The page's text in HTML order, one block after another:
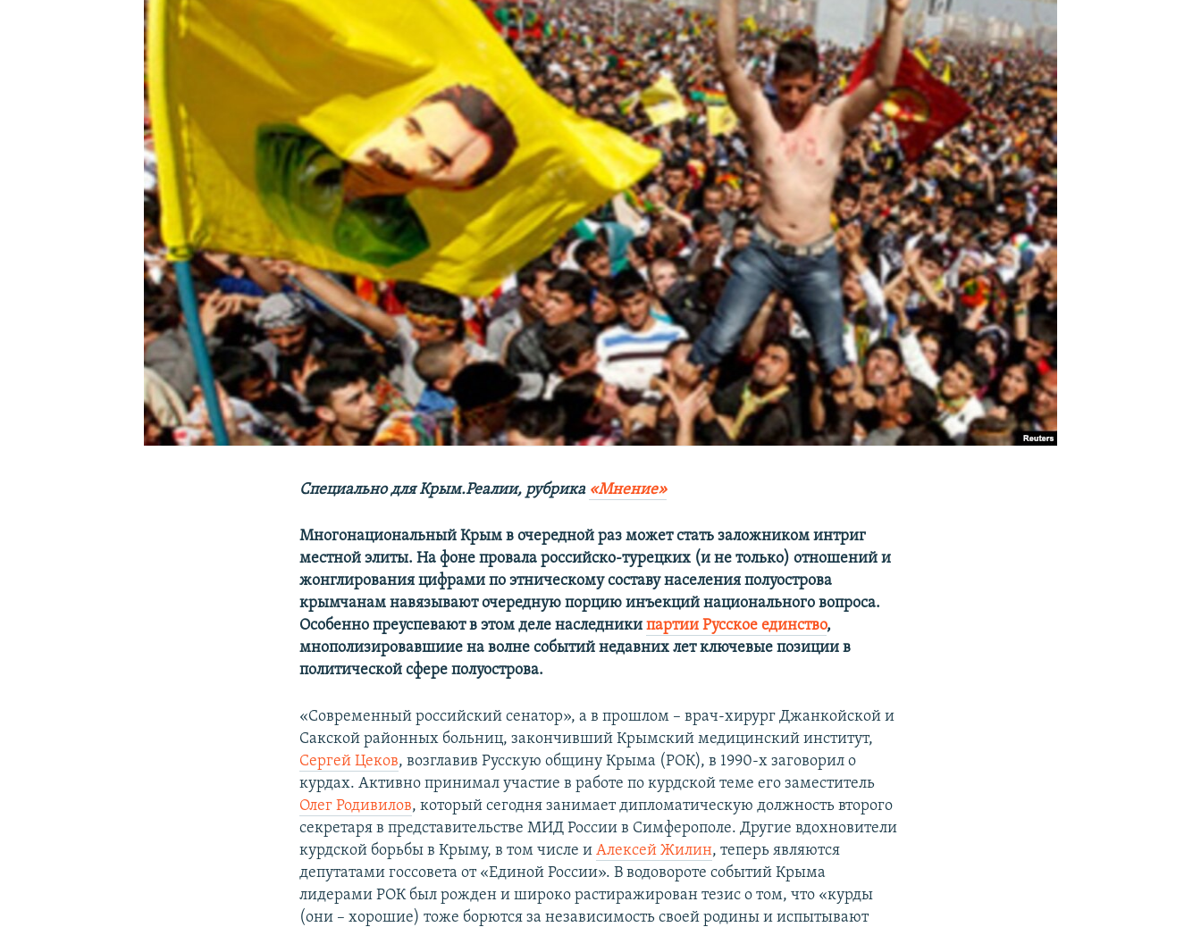
КРЫМ.НЕПОКОРЕННЫЙ
УКРАИНСКАЯ ПРОБЛЕМА КРЫМА
Специально для Крым.Реалии, рубрика «Мнение»
Многонациональный Крым в очередной раз может стать заложником интриг
местной элиты. На фоне провала российско-турецких (и не только) отношений и
жонглирования цифрами по этническому составу населения полуострова
крымчанам навязывают очередную порцию инъекций национального вопроса.
Особенно преуспевают в этом деле наследникипартии Русское единство,
мнополизировавшиие на волне событий недавних лет ключевые позиции в
политической сфере полуострова.
«Современный российский сенатор», а в прошлом – врач-хирург Джанкойской и
Сакской районных больниц, закончивший Крымский медицинский институт,
Сергей Цеков, возглавив Русскую общину Крыма (РОК), в 1990-х заговорил о
курдах. Активно принимал участие в работе по курдской теме его заместитель
Олег Родивилов, который сегодня занимает дипломатическую должность второго
секретаря в представительстве МИД России в Симферополе. Другие вдохновители
курдской борьбы в Крыму, в том числе иАлексей Жилин, теперь являются
депутатами госсовета от «Единой России». В водовороте событий Крыма
лидерами РОК был рожден и широко растиражирован тезис о том, что «курды
(они – хорошие) тоже борются за независимость своей родины и испытывают